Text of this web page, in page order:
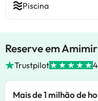
Piscina
Reserve em
Trustpilot
Mais de 1 milhão de